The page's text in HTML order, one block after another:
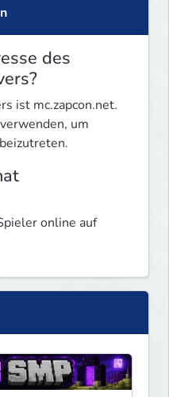
des
ist mc.zapcon.net.
um
online auf